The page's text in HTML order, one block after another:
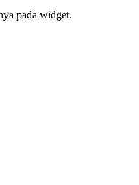
pada widget.